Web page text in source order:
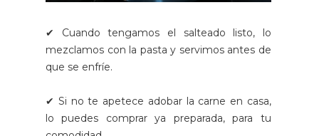
✔ Cuando tengamos el salteado listo, lo
mezclamos con la pasta y servimos antes de
que se enfríe.
✔ Si no te apetece adobar la carne en casa,
lo puedes comprar ya preparada, para tu